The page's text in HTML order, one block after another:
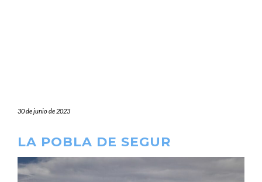
30 de junio de 2023
LA POBLA DE SEGUR